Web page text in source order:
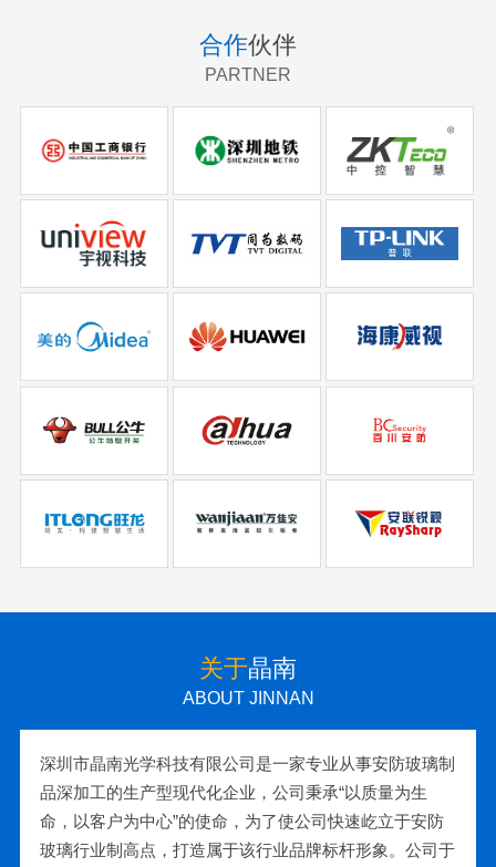
合作伙伴
PARTNER
关于晶南
ABOUT JINNAN
深圳市晶南光学科技有限公司是一家专业从事安防玻璃制
品深加工的生产型现代化企业，公司秉承“以质量为生
命，以客户为中心”的使命，为了使公司快速屹立于安防
玻璃行业制高点，打造属于该行业品牌标杆形象。公司于